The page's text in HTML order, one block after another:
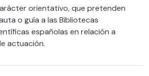
orientativo, que pretenden
o guía a las Bibliotecas
españolas en relación a
actuación.